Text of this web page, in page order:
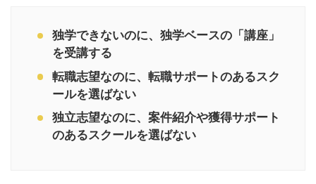
独学できないのに、独学ベースの「講座」
を受講する
転職志望なのに、転職サポートのあるスク
ールを選ばない
独立志望なのに、案件紹介や獲得サポート
のあるスクールを選ばない